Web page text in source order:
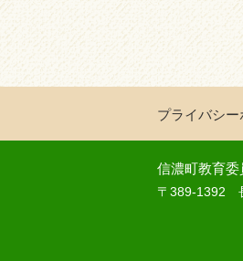
プライバシー
信濃町教育
〒389-1392